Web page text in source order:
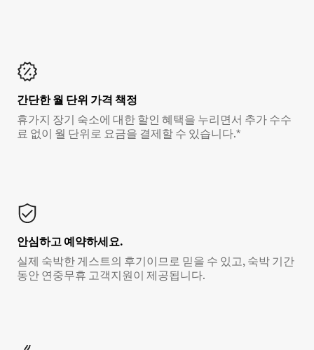
간단한 월 단위 가격 책정
휴가지 장기 숙소에 대한 할인 혜택을 누리면서 추가 수수
료 없이 월 단위로 요금을 결제할 수 있습니다.*
안심하고 예약하세요.
실제 숙박한 게스트의 후기이므로 믿을 수 있고, 숙박 기간
동안 연중무휴 고객지원이 제공됩니다.